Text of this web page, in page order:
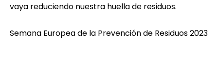
vaya reduciendo nuestra huella de residuos.
Semana Europea de la Prevención de Residuos 2023